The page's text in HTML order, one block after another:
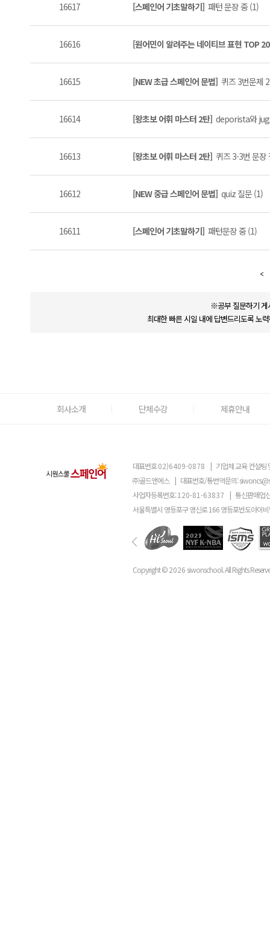
16617 [스페인어 기초말하기] 패턴 문장 중 (1)
16616 [원어민이 알려주는 네이티브 표현 TOP
16615 [NEW 초급 스페인어 문법] 퀴즈 3번문제
16614 [왕초보 어휘 마스터 2탄] deporista와
16613 [왕초보 어휘 마스터 2탄] 퀴즈 3-3번 문장
16612 [NEW 중급 스페인어 문법] quiz 질문 (1)
16611 [스페인어 기초말하기] 패턴문장 중 (1)
※공부 질문하기 게
최대한 빠른 시일 내에 답변드리도록 노
회사소개 단체수강 제휴안내
대표번호02)6409-0878 | 기업체 교육 컨설팅
㈜골드앤에스 | 대표번호/통번역문의:
사업자등록번호:120-81-63837 | 통신판매업
서울특별시 영등포구 영신로 166 영등포반도아이
Copyright ©2026 siwonschool. All Rights